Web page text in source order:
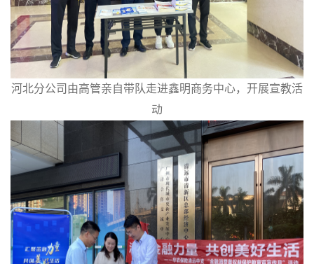
河北分公司由高管亲自带队走进鑫明商务中心，开展宣教活
动